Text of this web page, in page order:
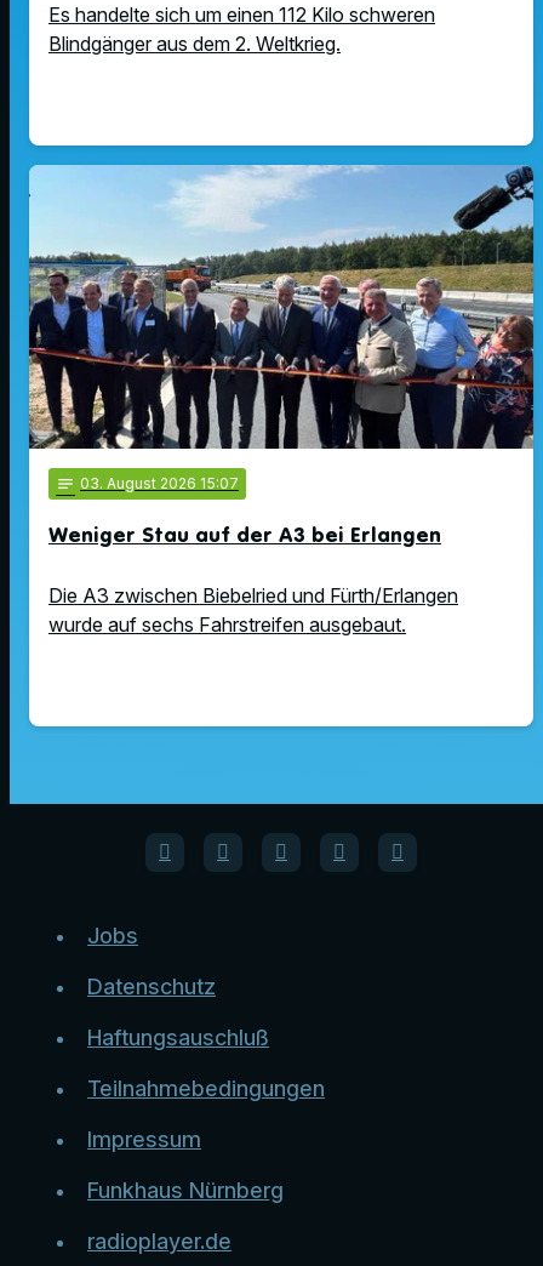
Es handelte sich um einen 112 Kilo schweren
Blindgänger aus dem 2. Weltkrieg.
notes 03. August 2026 15:07
Weniger Stau auf der A3 bei Erlangen
Die A3 zwischen Biebelried und Fürth/Erlangen
wurde auf sechs Fahrstreifen ausgebaut.
Jobs
Datenschutz
Haftungsauschluß
Teilnahmebedingungen
Impressum
Funkhaus Nürnberg
radioplayer.de